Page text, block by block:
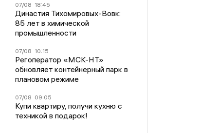
07/08 18:45
Династия Тихомировых-Вовк:
85 лет в химической
промышленности
07/08 10:15
Регоператор «МСК-НТ»
обновляет контейнерный парк в
плановом режиме
07/08 09:05
Купи квартиру, получи кухню с
техникой в подарок!